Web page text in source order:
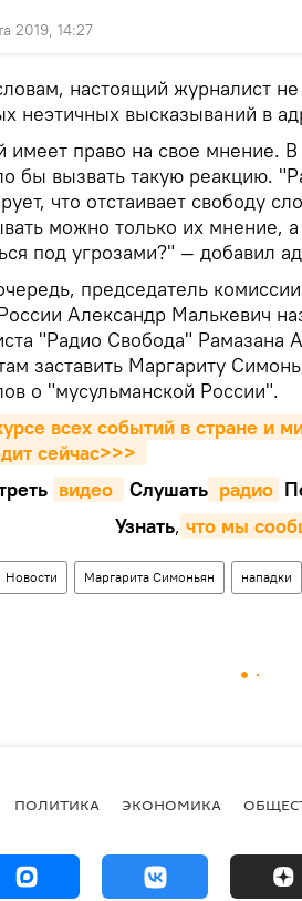
2019, 14:27
настоящий журналист
неэтичных высказываний в
право на свое мнение. В
бы вызвать такую реакцию.
что отстаивает свободу
можно только их мнение,
под угрозами?" — добавил
председатель
Александр Малькевич
"Радио Свобода" Рамазана
заставить Маргариту
о "мусульманской России".
всех событий в стране и
сейчаc>>>
видео Cлушать радио
Узнать, что мы
Новости Маргарита Симоньян нападки
ПОЛИТИКА ЭКОНОМИКА